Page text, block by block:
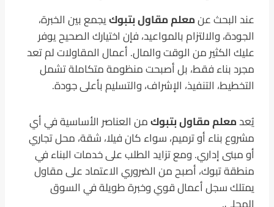
عند البحث عنمعلم مقاول بتبوكيجمع بين الخبرة،
الجودة، والالتزام بالمواعيد، فإن اختيارك الصحيح يوفر
عليك الكثير من الوقت والمال. أعمال المقاولات لم تعد
مجرد بناء فقط، بل أصبحت منظومة متكاملة تشمل
التخطيط، التنفيذ، الإشراف، والتسليم بأعلى جودة.
يُعدمعلم مقاول بتبوكمن العناصر الأساسية في أي
مشروع بناء أو ترميم، سواء كان فيلا، شقة، محل تجاري
أو مبنى إداري. ومع تزايد الطلب على خدمات البناء في
منطقة تبوك، أصبح من الضروري الاعتماد على مقاول
يمتلك سجل أعمال قوي وخبرة طويلة في السوق